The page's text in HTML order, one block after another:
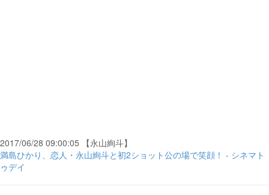
2017/06/28 09:00:05 【永山絢斗】
満島ひかり、恋人・永山絢斗と初2ショット公の場で笑顔！ - シネマト
ゥデイ